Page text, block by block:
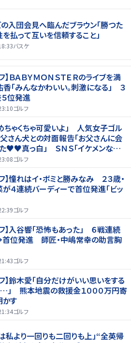
入団会見へ臨んだブラウン「勝つた
払って互いを信頼すること」
バスケ
】ＢＡＢＹＭＯＮＳＴＥＲのライブを満
「みんなかわいい。刺激になる」 ３
位発進
ゴルフ
ちゃくちゃ可愛いよ」 人気女子ゴル
さん犬との対面報告「お父さんに会
♥♥真っ白」 ＳＮＳ「イケメンなお
家入りするんですか？」
ゴルフ
】憧れはイ・ボミと勝みなみ ２３歳・
４連続バーディーで首位発進「ビッ
ゴルフ
】入谷響「恐怖もあった」 ６戦連続
位発進 師匠・中嶋常幸の助言胸
ゴルフ
】鈴木愛「自分だけがいい思いをする
」 熊本地震の救援金１０００万円寄
す
ゴルフ
私より一回りも二回りも上」“全英帰